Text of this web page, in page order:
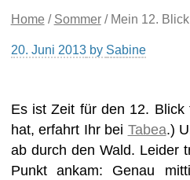
Home / Sommer/ Mein 12.
20. Juni 2013by Sabine
Es ist Zeit für den 12.
hat, erfahrt Ihr bei Tabea.)
ab durch den Wald. Leider
Punkt ankam: Genau